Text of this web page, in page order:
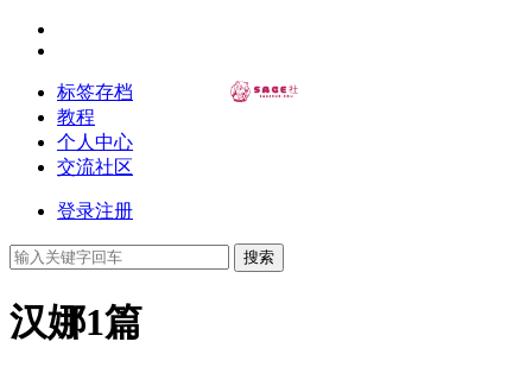
标签存档
教程
个人中心
交流社区
登录注册
搜索
汉娜1篇